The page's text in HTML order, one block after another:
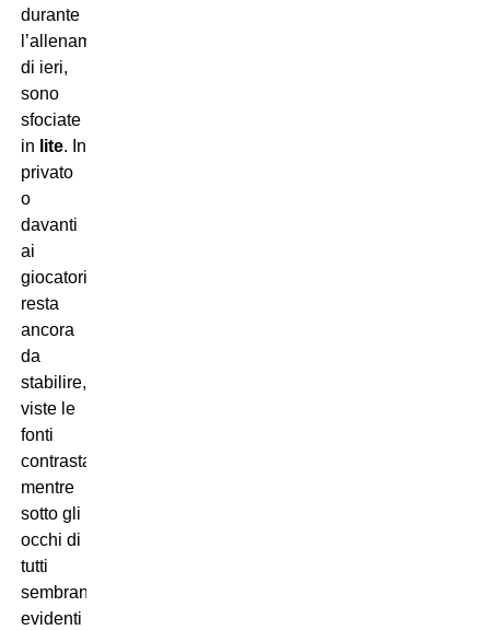
durante
l’allenamento
di ieri,
sono
sfociate
in lite. In
privato
o
davanti
ai
giocatori
resta
ancora
da
stabilire,
viste le
fonti
contrastanti,
mentre
sotto gli
occhi di
tutti
sembrano
evidenti